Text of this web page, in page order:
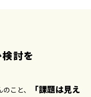
討を
こと、
「課題は見え